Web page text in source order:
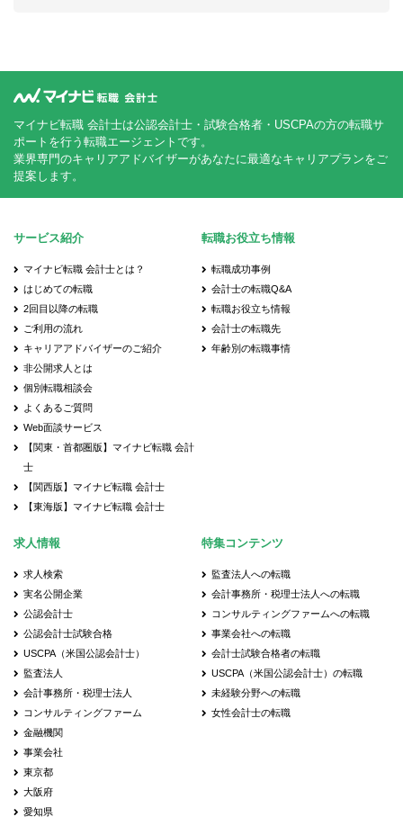
マイナビ転職 会計士は公認会計士・試験合格者・USCPAの方の転職サ
ポートを行う転職エージェントです。
業界専門のキャリアアドバイザーがあなたに最適なキャリアプランをご
提案します。
サービス紹介
マイナビ転職 会計士とは？
はじめての転職
2回目以降の転職
ご利用の流れ
キャリアアドバイザーのご紹介
非公開求人とは
個別転職相談会
よくあるご質問
Web面談サービス
【関東・首都圏版】マイナビ転職 会計
士
【関西版】マイナビ転職 会計士
【東海版】マイナビ転職 会計士
転職お役立ち情報
転職成功事例
会計士の転職Q&A
転職お役立ち情報
会計士の転職先
年齢別の転職事情
求人情報
求人検索
実名公開企業
公認会計士
公認会計士試験合格
USCPA（米国公認会計士）
監査法人
会計事務所・税理士法人
コンサルティングファーム
金融機関
事業会社
東京都
大阪府
愛知県
特集コンテンツ
監査法人への転職
会計事務所・税理士法人への転職
コンサルティングファームへの転職
事業会社への転職
会計士試験合格者の転職
USCPA（米国公認会計士）の転職
未経験分野への転職
女性会計士の転職